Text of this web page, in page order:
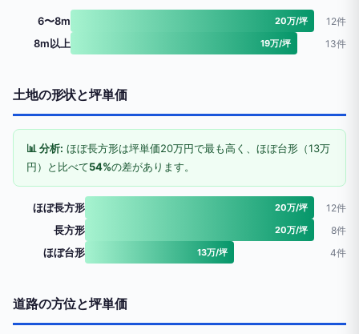
6〜8m 20万/坪 12件
8m以上 19万/坪 13件
土地の形状と坪単価
📊 分析: ほぼ長方形は坪単価20万円で最も高く、ほぼ台形（13万
円）と比べて54%の差があります。
ほぼ長方形 20万/坪 12件
長方形 20万/坪 8件
ほぼ台形 13万/坪 4件
道路の方位と坪単価